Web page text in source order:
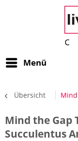
Menü
Übersicht
Mind the Gap
Succulentus